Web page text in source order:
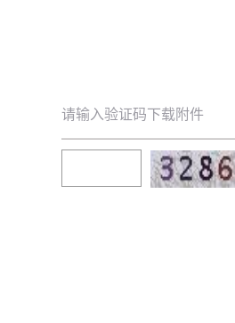
请输入验证码下载附件